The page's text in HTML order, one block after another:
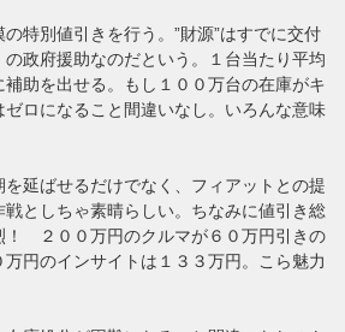
特別値引きを行う。”財源”はすでに交付
政府援助なのだという。１台当たり平均
助を出せる。もし１００万台の在庫がキ
ロになること間違いなし。いろんな意味
延ばせるだけでなく、フィアットとの提
としちゃ素晴らしい。ちなみに値引き総
！ ２００万円のクルマが６０万円引きの
円のインサイトは１３３万円。こら魅力